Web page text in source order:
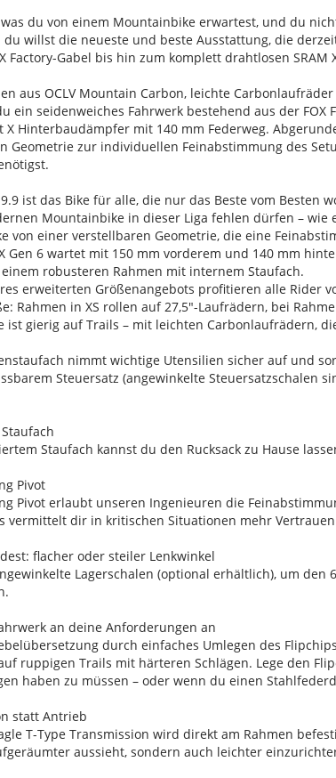
du von einem Mountainbike erwartest, und du
du willst die neueste und beste Ausstattung, die
Factory-Gabel bis hin zum komplett drahtlosen SRAM
aus OCLV Mountain Carbon, leichte
ein seidenweiches Fahrwerk bestehend aus der FOX
X Hinterbaudämpfer mit 140 mm Federweg.
Geometrie zur individuellen Feinabstimmung des
9.9 ist das Bike für alle, die nur das Beste vom
Mountainbike in dieser Liga fehlen dürfen – wie
von einer verstellbaren Geometrie, die eine
Gen 6 wartet mit 150 mm vorderem und 140 mm
robusteren Rahmen mit internem Staufach.
erweiterten Größenangebots profitieren alle Rider
Rahmen in XS rollen auf 27,5"-Laufrädern, bei
ist gierig auf Trails – mit leichten Carbonlaufrädern,
nimmt wichtige Utensilien sicher auf und
Steuersatz (angewinkelte
Staufach kannst du den Rucksack zu Hause
Pivot
Pivot erlaubt unseren Ingenieuren die
vermittelt dir in kritischen Situationen mehr
flacher oder steiler Lenkwinkel
Lagerschalen (optional erhältlich), um den
an deine Anforderungen an
durch einfaches Umlegen des
ruppigen Trails mit härteren Schlägen. Lege den
haben zu müssen – oder wenn du einen
statt Antrieb
T-Type Transmission wird direkt am Rahmen
aussieht, sondern auch leichter